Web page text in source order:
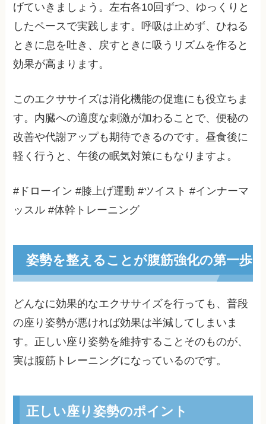
げていきましょう。左右各10回ずつ、ゆっくりと
したペースで実践します。呼吸は止めず、ひねる
ときに息を吐き、戻すときに吸うリズムを作ると
効果が高まります。
このエクササイズは消化機能の促進にも役立ちま
す。内臓への適度な刺激が加わることで、便秘の
改善や代謝アップも期待できるのです。昼食後に
軽く行うと、午後の眠気対策にもなりますよ。
#ドローイン #膝上げ運動 #ツイスト #インナーマ
ッスル #体幹トレーニング
姿勢を整えることが腹筋強化の第一歩
どんなに効果的なエクササイズを行っても、普段
の座り姿勢が悪ければ効果は半減してしまいま
す。正しい座り姿勢を維持することそのものが、
実は腹筋トレーニングになっているのです。
正しい座り姿勢のポイント